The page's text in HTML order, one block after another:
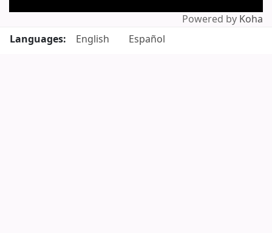
Powered by Koha
Languages:
English Español